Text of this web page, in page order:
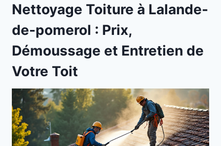
Nettoyage Toiture à Lalande-
de-pomerol : Prix,
Démoussage et Entretien de
Votre Toit